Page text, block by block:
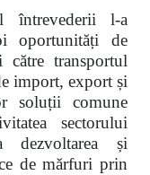
întrevederii l-a
oportunități de
transportul
import, export și
soluții comune
sectorului
și
de mărfuri prin